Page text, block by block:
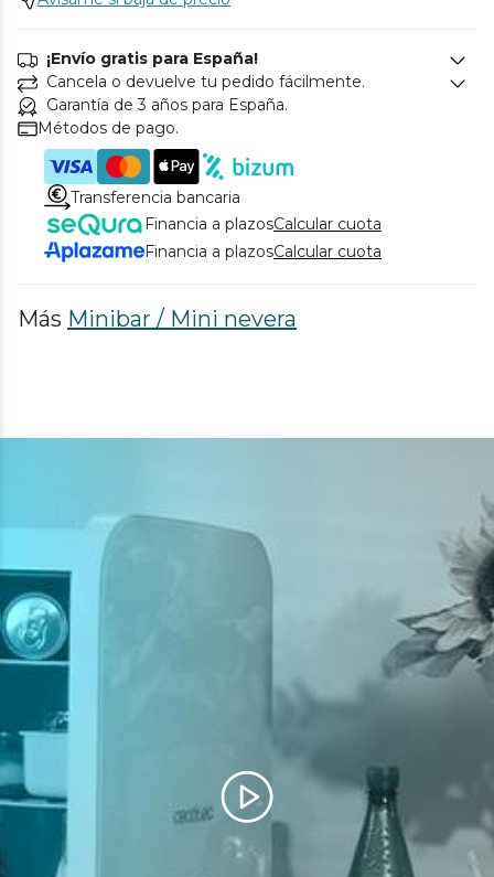
¡Envío gratis para España!
Cancela o devuelve tu pedido fácilmente.
Garantía de 3 años para España.
Métodos de pago.
Transferencia bancaria
Financia a plazosCalcular cuota
Financia a plazosCalcular cuota
Más Minibar / Mini nevera